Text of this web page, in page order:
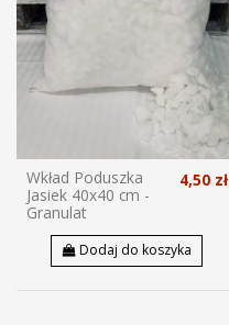
Wkład Poduszka
Jasiek 40x40 cm -
Granulat
4,50 zł
Dodaj do koszyka